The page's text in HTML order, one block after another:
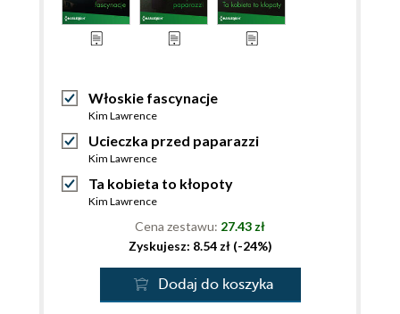
Włoskie fascynacje
Kim Lawrence
Ucieczka przed paparazzi
Kim Lawrence
Ta kobieta to kłopoty
Kim Lawrence
Cena zestawu: 27.43 zł
Zyskujesz: 8.54 zł (-24%)
Dodaj do koszyka